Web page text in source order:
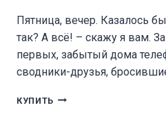
Пятница, вечер. Казалось
так? А всё! – скажу я вам.
первых, забытый дома
сводники-друзья,
КУПИТЬ ИЛЛЮЗИЯ